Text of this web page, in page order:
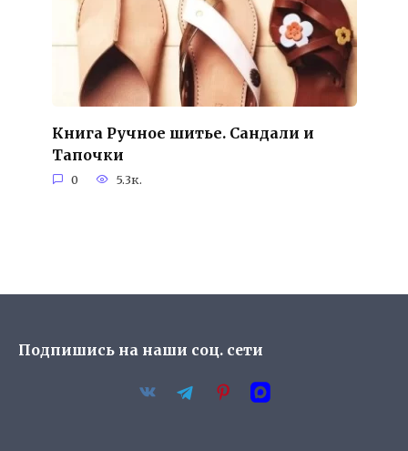
Книга Ручное шитье. Сандали и
Тапочки
0 5.3к.
Подпишись на наши соц. сети